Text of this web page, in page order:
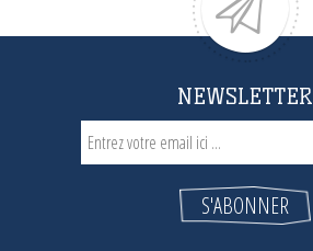
NEWSLETTER